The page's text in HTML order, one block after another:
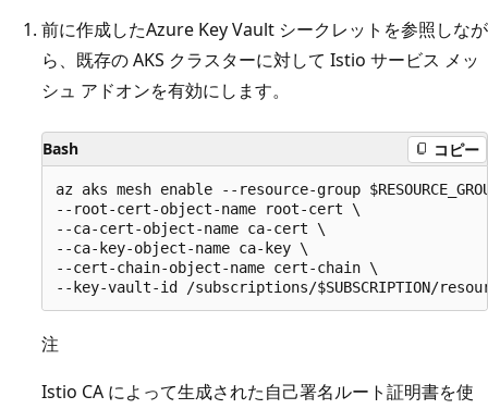
前に作成したAzure Key Vault シークレットを参照しなが
ら、既存の AKS クラスターに対して Istio サービス メッ
シュ アドオンを有効にします。
Bash コピー
az aks mesh enable --resource-group
--root-cert-object-name root-cert \
--ca-cert-object-name ca-cert \
--ca-key-object-name ca-key \
--cert-chain-object-name cert-chain \
注
Istio CA によって生成された自己署名ルート証明書を使